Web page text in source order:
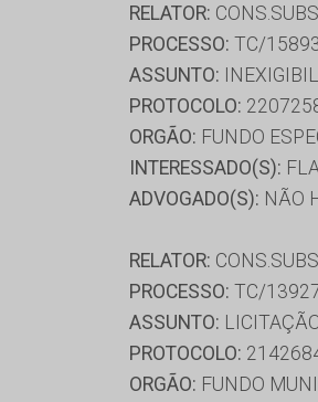
RELATOR:
PROCESSO: TC/
ASSUNTO:
PROTOCOLO:
ORGÃO: FUNDO
INTERESSADO(S):
ADVOGADO(S): NÃO
RELATOR:
PROCESSO: TC/
ASSUNTO:
PROTOCOLO:
ORGÃO: FUNDO